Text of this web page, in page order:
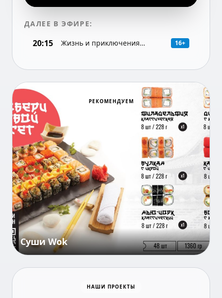
ДАЛЕЕ В ЭФИРЕ:
20:15
Жизнь и приключения
16+
РЕКОМЕНДУЕМ
Суши Wok
НАШИ ПРОЕКТЫ